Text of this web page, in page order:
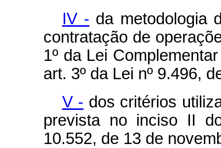
IV - da metodologia
contratação de
1º da Lei
art. 3º da Lei nº 9.496,
V - dos critérios
prevista no inciso II
10.552, de 13 de